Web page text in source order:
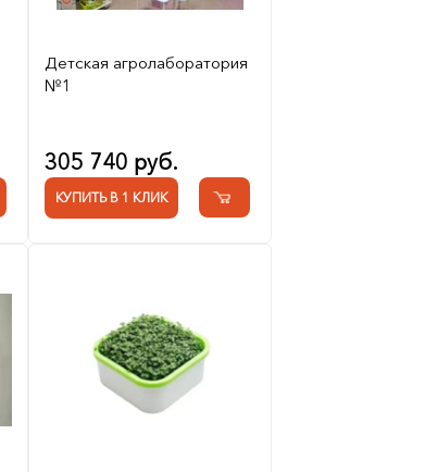
Детская агролаборатория
№1
305 740 руб.
КУПИТЬ В 1 КЛИК